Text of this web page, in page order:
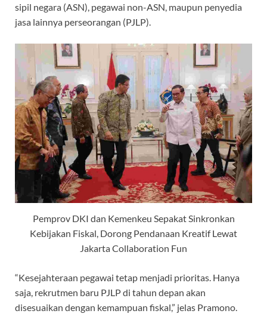
sipil negara (ASN), pegawai non-ASN, maupun penyedia
jasa lainnya perseorangan (PJLP).
Pemprov DKI dan Kemenkeu Sepakat Sinkronkan
Kebijakan Fiskal, Dorong Pendanaan Kreatif Lewat
Jakarta Collaboration Fun
“Kesejahteraan pegawai tetap menjadi prioritas. Hanya
saja, rekrutmen baru PJLP di tahun depan akan
disesuaikan dengan kemampuan fiskal,” jelas Pramono.